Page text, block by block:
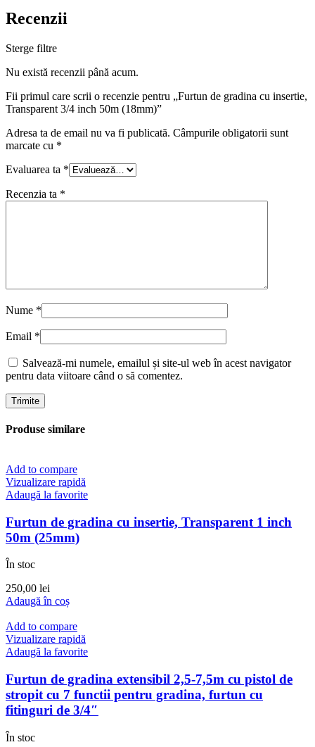
Recenzii
Sterge filtre
Nu există recenzii până acum.
Fii primul care scrii o recenzie pentru „Furtun de gradina cu insertie,
Transparent 3/4 inch 50m (18mm)”
Adresa ta de email nu va fi publicată. Câmpurile obligatorii sunt
marcate cu *
Evaluarea ta *
Recenzia ta *
Nume *
Email *
Salvează-mi numele, emailul și site-ul web în acest navigator
pentru data viitoare când o să comentez.
Produse similare
Add to compare
Vizualizare rapidă
Adaugă la favorite
Furtun de gradina cu insertie, Transparent 1 inch
50m (25mm)
În stoc
250,00 lei
Adaugă în coș
Add to compare
Vizualizare rapidă
Adaugă la favorite
Furtun de gradina extensibil 2,5-7,5m cu pistol de
stropit cu 7 functii pentru gradina, furtun cu
fitinguri de 3/4″
În stoc